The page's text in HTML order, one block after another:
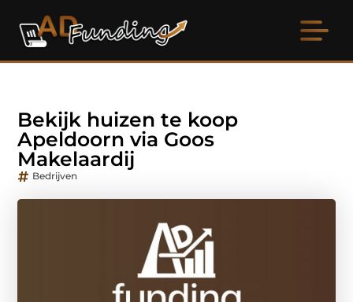
Bekijk huizen te koop
Apeldoorn via Goos
Makelaardij
Bedrijven